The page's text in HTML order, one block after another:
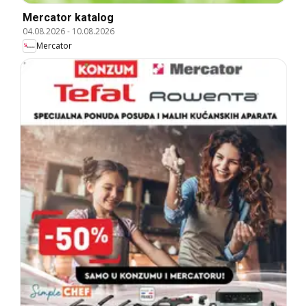
Mercator katalog
04.08.2026- 10.08.2026
Mercator